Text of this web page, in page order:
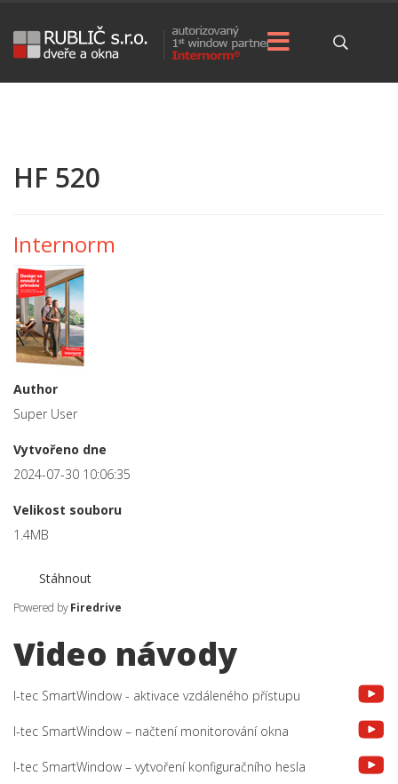
HF 520
Internorm
Author
Super User
Vytvořeno dne
2024-07-30 10:06:35
Velikost souboru
1.4MB
Stáhnout
Powered byFiredrive
Video návody
I-tec SmartWindow - aktivace vzdáleného přístupu
I-tec SmartWindow – načtení monitorování okna
I-tec SmartWindow – vytvoření konfiguračního hesla